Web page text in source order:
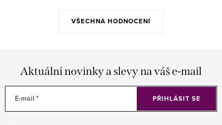
VŠECHNA HODNOCENÍ
Aktuální novinky a slevy na váš e-mail
E-mail PŘIHLÁSIT SE